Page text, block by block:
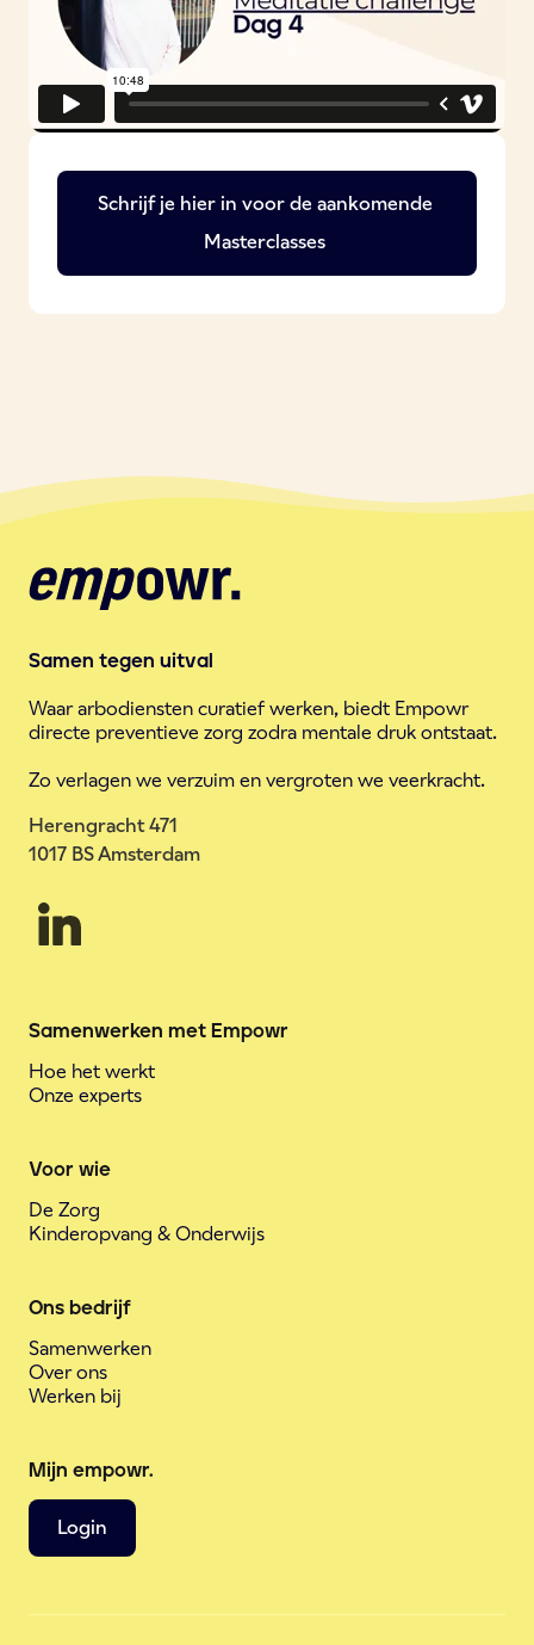
Schrijf je hier in voor de aankomende
Masterclasses
Samen tegen uitval
Waar arbodiensten curatief werken, biedt Empowr
directe preventieve zorg zodra mentale druk ontstaat.
Zo verlagen we verzuim en vergroten we veerkracht.
Herengracht 471
1017 BS Amsterdam
Samenwerken met Empowr
Hoe het werkt
Onze experts
Voor wie
De Zorg
Kinderopvang & Onderwijs
Ons bedrijf
Samenwerken
Over ons
Werken bij
Mijn empowr.
Login